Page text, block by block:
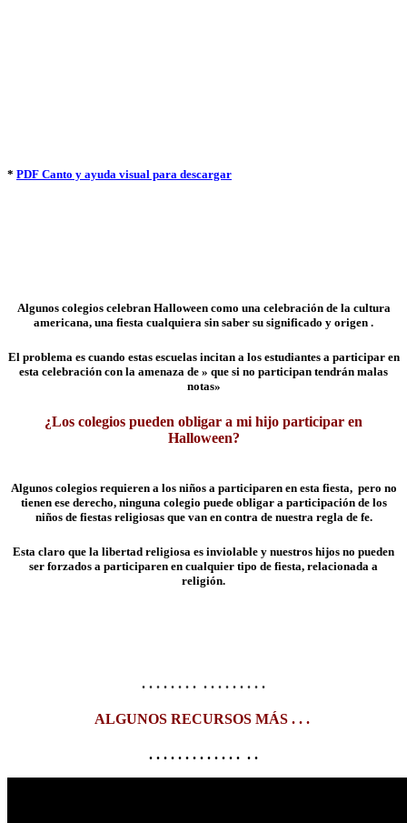
* PDF Canto y ayuda visual para descargar
Algunos colegios celebran Halloween como una celebración de la cultura
americana, una fiesta cualquiera sin saber su significado y origen .
El problema es cuando estas escuelas incitan a los estudiantes a participar en
esta celebración con la amenaza de » que si no participan tendrán malas
notas»
¿Los colegios pueden obligar a mi hijo participar en
Halloween?
Algunos colegios requieren a los niños a participaren en esta fiesta, pero no
tienen ese derecho, ninguna colegio puede obligar a participación de los
niños de fiestas religiosas que van en contra de nuestra regla de fe.
Esta claro que la libertad religiosa es inviolable y nuestros hijos no pueden
ser forzados a participaren en cualquier tipo de fiesta, relacionada a
religión.
. . . . . . . . . . . . . . . . .
ALGUNOS RECURSOS MÁS . . .
. . . . . . . . . . . . . . .